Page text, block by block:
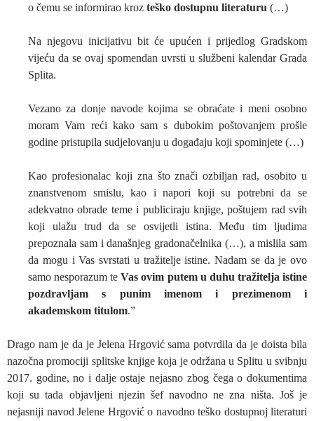
o čemu se informirao kroz teško dostupnu literaturu (…)
Na njegovu inicijativu bit će upućen i prijedlog Gradskom
vijeću da se ovaj spomendan uvrsti u službeni kalendar Grada
Splita.
Vezano za donje navode kojima se obraćate i meni osobno
moram Vam reći kako sam s dubokim poštovanjem prošle
godine pristupila sudjelovanju u događaju koji spominjete (…)
Kao profesionalac koji zna što znači ozbiljan rad, osobito u
znanstvenom smislu, kao i napori koji su potrebni da se
adekvatno obrade teme i publiciraju knjige, poštujem rad svih
koji ulažu trud da se osvijetli istina. Među tim ljudima
prepoznala sam i današnjeg gradonačelnika (…), a mislila sam
da mogu i Vas svrstati u tražitelje istine. Nadam se da je ovo
samo nesporazum teVas ovim putem u duhu tražitelja istine
pozdravljam s punim imenom i prezimenom i
akademskom titulom.”
Drago nam je da je Jelena Hrgović sama potvrdila da je doista bila
nazočna promociji splitske knjige koja je održana u Splitu u svibnju
2017. godine, no i dalje ostaje nejasno zbog čega o dokumentima
koji su tada objavljeni njezin šef navodno ne zna ništa. Još je
nejasniji navod Jelene Hrgović o navodno teško dostupnoj literaturi